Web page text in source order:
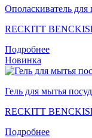
Ополаскиватель
RECKITT
Подробнее
Новинка
Гель для мытья
RECKITT
Подробнее